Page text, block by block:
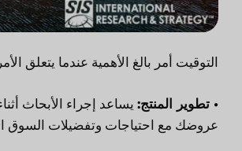
التوقيت أمر بالغ الأهمية عندما يتعلق
• تطوير المنتج: يساعد إجراء الأبحاث
عروضك مع احتياجات وتفضيلات السوق